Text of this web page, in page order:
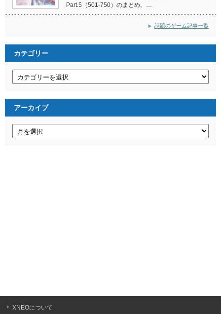
Part.5（501-750）のまとめ。…
話題のゲーム記事一覧
カテゴリー
アーカイブ
XNEOについて